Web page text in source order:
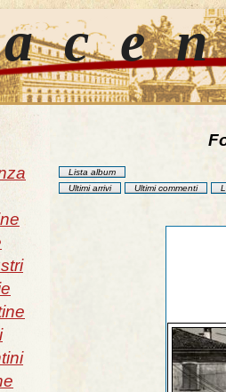
Lista album
Ultimi arrivi
Ultimi commenti